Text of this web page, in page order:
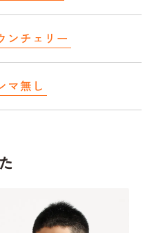
ンチェリー
マ無し